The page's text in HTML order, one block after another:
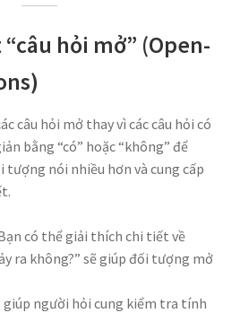
hỏi mở” (Open-
câu hỏi mở thay vì các câu hỏi có
bằng “có” hoặc “không” để
tượng nói nhiều hơn và cung cấp
có thể giải thích chi tiết về
ra không?” sẽ giúp đối tượng mở
giúp người hỏi cung kiểm tra tính